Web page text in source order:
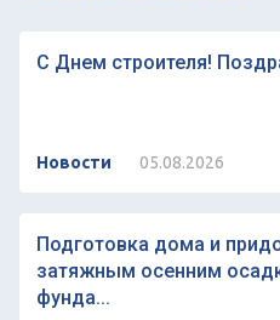
С Днем строителя!
Новости 05.08.2026
Подготовка дома и
затяжным осенним
фунда...